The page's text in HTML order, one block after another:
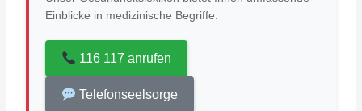
Einblicke in medizinische Begriffe.
116 117 anrufen
Telefonseelsorge